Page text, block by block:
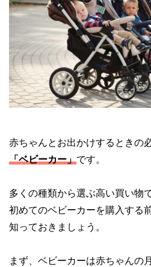
赤ちゃんとお出かけするときの
「ベビーカー」です。
多くの種類から選ぶ高い買い物
初めてのベビーカーを購入する前
知っておきましょう。
まず、ベビーカーは赤ちゃんの